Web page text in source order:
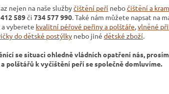
nejen na naše službyčištění peří nebočištění a
589či 734 577 990. Také nám můžete napsat na
vyberete kvalitní péřové peřiny a polštáře,vlněné
do dětské postýlky nebo jiné dětské zboží.
se situaci ohledně vládních opatření nás,
polštářů k vyčištění peří se společně domluvíme.